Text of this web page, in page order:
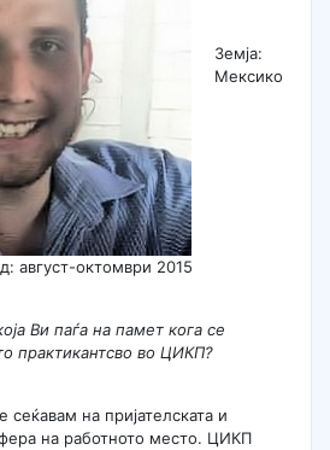
Земја:
Мексико
август-октомври 2015
Ви паѓа на памет кога се
практикантсво во ЦИКП?
сеќавам на пријателската и
на работното место. ЦИКП